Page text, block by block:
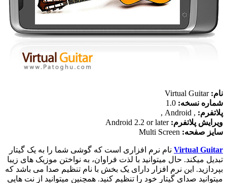
نام: Virtual Guitar
شماره نسخه:
پلاتفرم: , Android ,
ویرایش پلاتفرم: Android 2.2 or later
سایز صفحه:
Virtual Guitar نام نرم افزار ی است که گوشی شما را به یک گیتار
تبدیل میکند. حال میتوانید با لذت فراوان، به نواختن موزیک های زیبا
بپردازید. این نرم افزار دارای یک بخش با نام تنظیم صدا می باشد که
میتوانید صدای گیتار خود را تنظیم کنید. همچنین میتوانید از نت هایی